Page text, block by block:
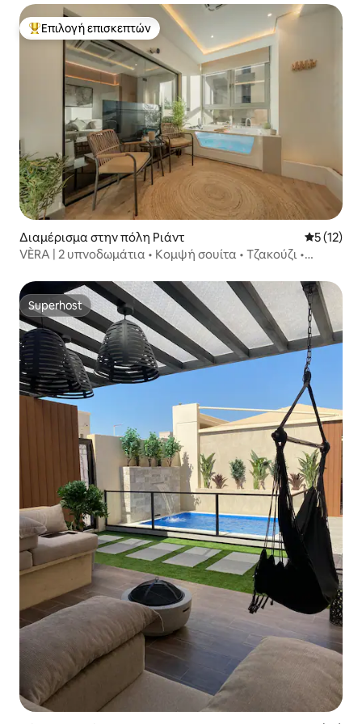
Κορυφαία επιλογή επισκεπτών
Επιλογή επισκεπτών
Διαμέρισμα στην πόλη Ριάντ Μέση
5 (12)
VÈRA | 2 υπνοδωμάτια • Κομψή σουίτα • Τζακούζι •
Superhost
Superhost